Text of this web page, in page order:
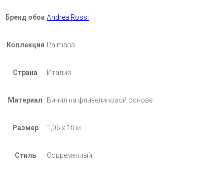
Бренд обои Andrea Rossi
Коллекция Palmaria
Страна Италия
Материал Винил на флизелиновой основе
Размер 1,06 х 10 м
Стиль Современный